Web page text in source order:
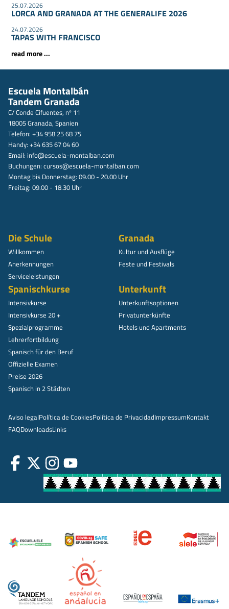
25.07.2026
LORCA AND GRANADA AT THE GENERALIFE 2026
24.07.2026
TAPAS WITH FRANCISCO
read more ...
Escuela Montalbán
Tandem Granada
C/ Conde Cifuentes, nº 11
18005 Granada, Spanien
Telefon: +34 958 25 68 75
Handy: +34 635 67 04 60
Email: info@escuela-montalban.com
Buchungen: cursos@escuela-montalban.com
Montag bis Donnerstag: 09.00 - 20.00 Uhr
Freitag: 09.00 - 18.30 Uhr
Die Schule
Willkommen
Anerkennungen
Serviceleistungen
Granada
Kultur und Ausflüge
Feste und Festivals
Spanischkurse
Intensivkurse
Intensivkurse 20 +
Spezialprogramme
Lehrerfortbildung
Spanisch für den Beruf
Offizielle Examen
Preise 2026
Spanisch in 2 Städten
Unterkunft
Unterkunftsoptionen
Privatunterkünfte
Hotels und Apartments
Aviso legalPolítica de CookiesPolítica de PrivacidadImpressumKontakt
FAQDownloadsLinks